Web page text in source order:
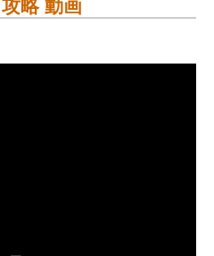
略 動画